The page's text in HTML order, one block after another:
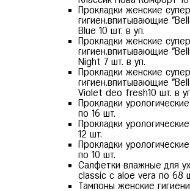
Прокладки женские
гигиен.впитывающие
Blue 10 шт. в уп.
Прокладки женские
гигиен.впитывающие
Night 7 шт. в уп.
Прокладки женские
гигиен.впитывающие
Violet deo fresh10 шт. в
Прокладки
по 16 шт.
Прокладки
12 шт.
Прокладки урологические
по 10 шт.
Салфетки влажные для
classic c aloe vera по 68
Тампоны женские